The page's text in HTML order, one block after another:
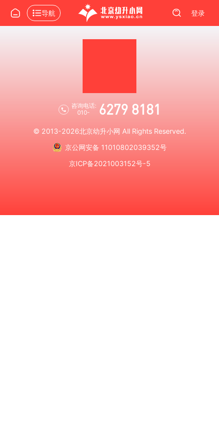
导航 登录
咨询电话:
010-
6279 8181
© 2013-2026北京幼升小网 All Rights Reserved.
京公网安备 11010802039352号
京ICP备2021003152号-5